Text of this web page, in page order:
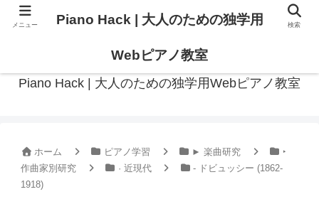
Piano Hack | 大人のための独学用Webピアノ教室
ホーム ピアノ学習 ► 楽曲研究
‣
作曲家別研究
· 近現代
- ドビュッシー (1862-
1918)
メニュー Piano Hack | 大人のための独学用
Webピアノ教室
検索